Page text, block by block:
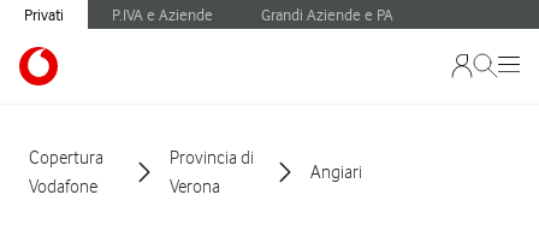
Privati P.IVA e Aziende Grandi Aziende e PA
Copertura
Vodafone
Provincia di
Verona
Angiari